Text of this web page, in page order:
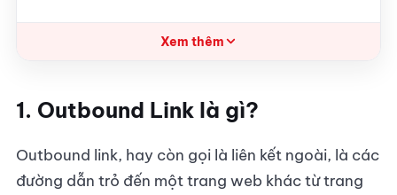
3.3. Tránh sử dụng quá nhiều liên kết ngoài
3.4. Cung cấp và yêu cầu liên kết
3.5. Nên liên kết với ai?
Xem thêm
1. Outbound Link là gì?
Outbound link, hay còn gọi là liên kết ngoài, là các
đường dẫn trỏ đến một trang web khác từ trang